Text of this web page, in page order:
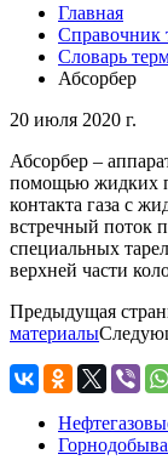
Главная
Справочник
Словарь
Абсорбер
20 июля 2020 г.
Абсорбер –
помощью жидких
контакта газа с
встречный поток
специальных
верхней части
Предыдущая
материалы